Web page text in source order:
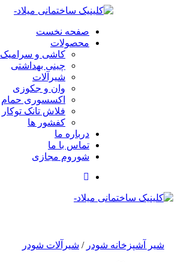
صفحه نخست
محصولات
کاشی و سرامیک
چینی بهداشتی
شیرآلات
وان و جکوزی
اکسسوری حمام
فلاش تانک توکار
کفشور ها
درباره ما
تماس با ما
شوروم مجازی
شیر آشپزخانه شودر / شیرآلات شودر